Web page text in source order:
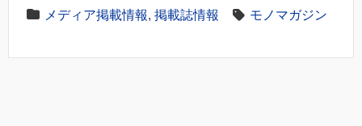
メディア掲載情報, 掲載誌情報 モノマガジン